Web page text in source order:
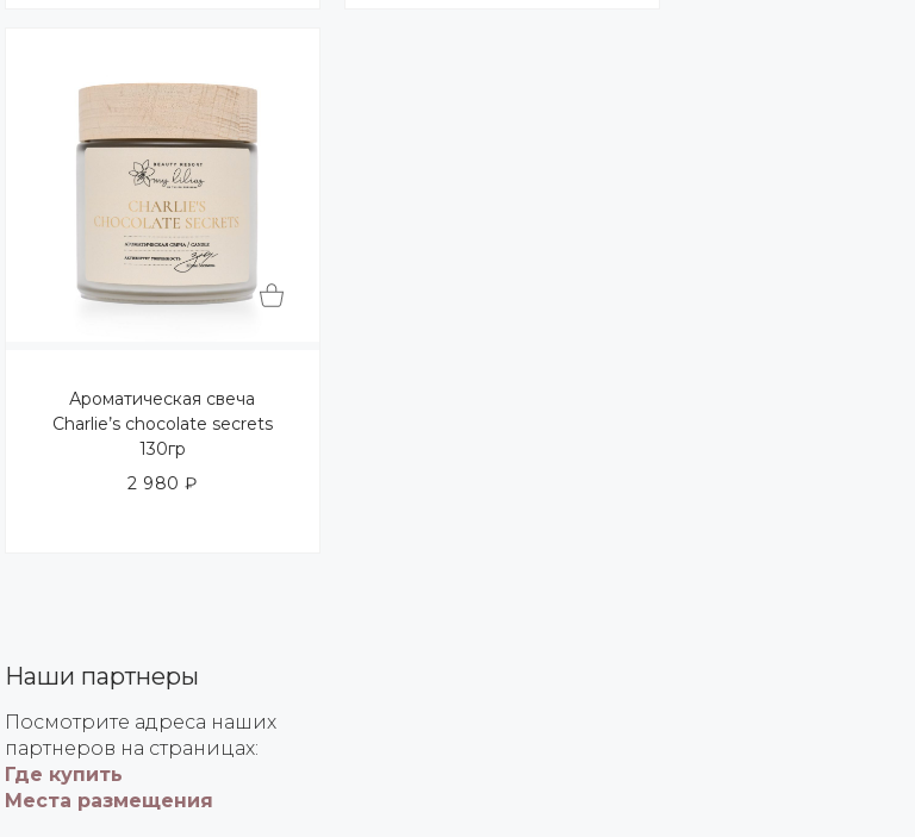
Ароматическая свеча
Charlie’s chocolate secrets
130гр
2 980₽
Наши партнеры
Посмотрите адреса наших
партнеров на страницах:
Где купить
Места размещения